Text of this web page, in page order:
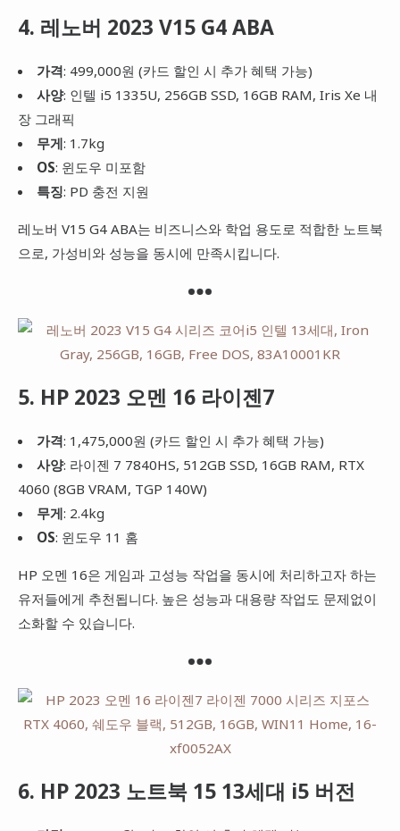
4. 레노버 2023 V15 G4 ABA
가격: 499,000원 (카드 할인 시 추가 혜택 가능)
사양: 인텔 i5 1335U, 256GB SSD, 16GB RAM, Iris Xe 내
장 그래픽
무게: 1.7kg
OS: 윈도우 미포함
특징: PD 충전 지원
레노버 V15 G4 ABA는 비즈니스와 학업 용도로 적합한 노트북
으로, 가성비와 성능을 동시에 만족시킵니다.
5. HP 2023 오멘 16 라이젠7
가격: 1,475,000원 (카드 할인 시 추가 혜택 가능)
사양: 라이젠 7 7840HS, 512GB SSD, 16GB RAM, RTX
4060 (8GB VRAM, TGP 140W)
무게: 2.4kg
OS: 윈도우 11 홈
HP 오멘 16은 게임과 고성능 작업을 동시에 처리하고자 하는
유저들에게 추천됩니다. 높은 성능과 대용량 작업도 문제없이
소화할 수 있습니다.
6. HP 2023 노트북 15 13세대 i5 버전